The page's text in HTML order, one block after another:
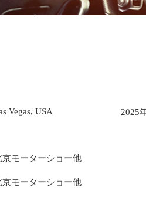
Vegas, USA 2025
京モーターショー他
京モーターショー他